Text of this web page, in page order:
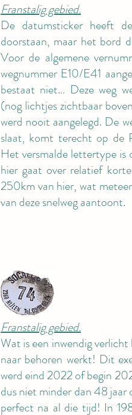
Franstalig gebied.
De datumsticker heeft
doorstaan, maar het bord
Voor de algemene
wegnummer E10/E41
bestaat niet… Deze weg
(nog lichtjes zichtbaar
werd nooit aangelegd. De
slaat, komt terecht op de
Het versmalde lettertype is
hier gaat over relatief
250km van hier, wat
van deze snelweg aantoont.
Franstalig gebied.
Wat is een inwendig
naar behoren werkt! Dit
werd eind 2022 of begin
dus niet minder dan 48 jaar
perfect na al die tijd! In